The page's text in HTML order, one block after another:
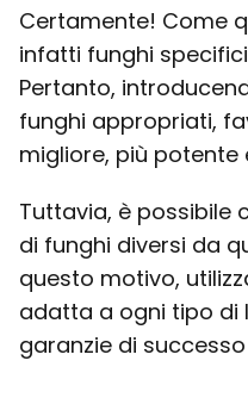
Certamente! Come
infatti funghi
Pertanto,
funghi appropriati,
migliore, più potente
Tuttavia, è possibile
di funghi diversi da
questo motivo,
adatta a ogni tipo di
garanzie di successo